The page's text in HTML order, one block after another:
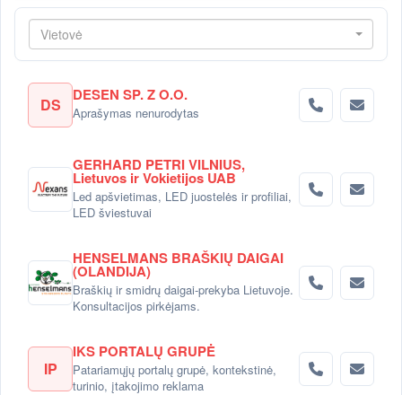
Vietovė
DS DESEN SP. Z O.O.
Aprašymas nenurodytas
GERHARD PETRI VILNIUS,
Lietuvos ir Vokietijos UAB
Led apšvietimas, LED juostelės ir profiliai,
LED šviestuvai
HENSELMANS BRAŠKIŲ DAIGAI
(OLANDIJA)
Braškių ir smidrų daigai-prekyba Lietuvoje.
Konsultacijos pirkėjams.
IP
IKS PORTALŲ GRUPĖ
Patariamųjų portalų grupė, kontekstinė,
turinio, įtakojimo reklama